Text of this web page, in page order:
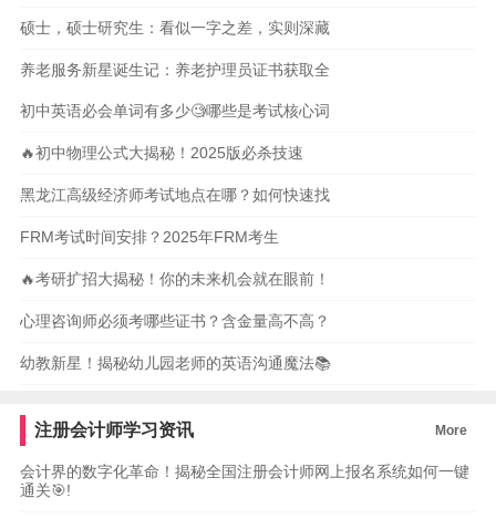
硕士，硕士研究生：看似一字之差，实则深藏
养老服务新星诞生记：养老护理员证书获取全
初中英语必会单词有多少🧐哪些是考试核心词
🔥初中物理公式大揭秘！2025版必杀技速
黑龙江高级经济师考试地点在哪？如何快速找
FRM考试时间安排？2025年FRM考生
🔥考研扩招大揭秘！你的未来机会就在眼前！
心理咨询师必须考哪些证书？含金量高不高？
幼教新星！揭秘幼儿园老师的英语沟通魔法📚
注册会计师学习资讯 More
会计界的数字化革命！揭秘全国注册会计师网上报名系统如何一键
通关🎯!